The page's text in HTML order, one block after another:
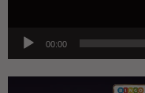
00:00